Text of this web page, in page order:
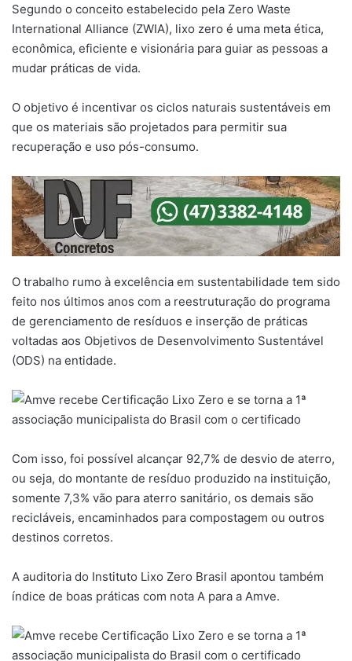
Segundo o conceito estabelecido pela Zero Waste
International Alliance (ZWIA), lixo zero é uma meta ética,
econômica, eficiente e visionária para guiar as pessoas a
mudar práticas de vida.
O objetivo é incentivar os ciclos naturais sustentáveis em
que os materiais são projetados para permitir sua
recuperação e uso pós-consumo.
O trabalho rumo à excelência em sustentabilidade tem sido
feito nos últimos anos com a reestruturação do programa
de gerenciamento de resíduos e inserção de práticas
voltadas aos Objetivos de Desenvolvimento Sustentável
(ODS) na entidade.
Com isso, foi possível alcançar 92,7% de desvio de aterro,
ou seja, do montante de resíduo produzido na instituição,
somente 7,3% vão para aterro sanitário, os demais são
recicláveis, encaminhados para compostagem ou outros
destinos corretos.
A auditoria do Instituto Lixo Zero Brasil apontou também
índice de boas práticas com nota A para a Amve.